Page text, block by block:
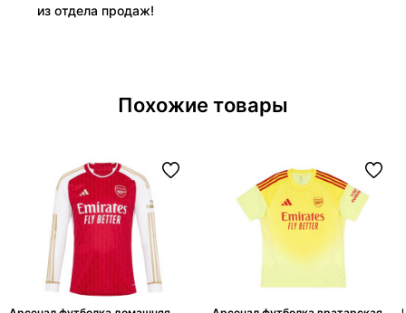
из отдела продаж!
Похожие товары